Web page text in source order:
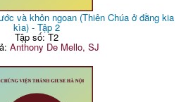
và khôn ngoan (Thiên Chúa ở đằng kia
kìa) - Tập 2
Tập số: T2
Anthony De Mello, SJ